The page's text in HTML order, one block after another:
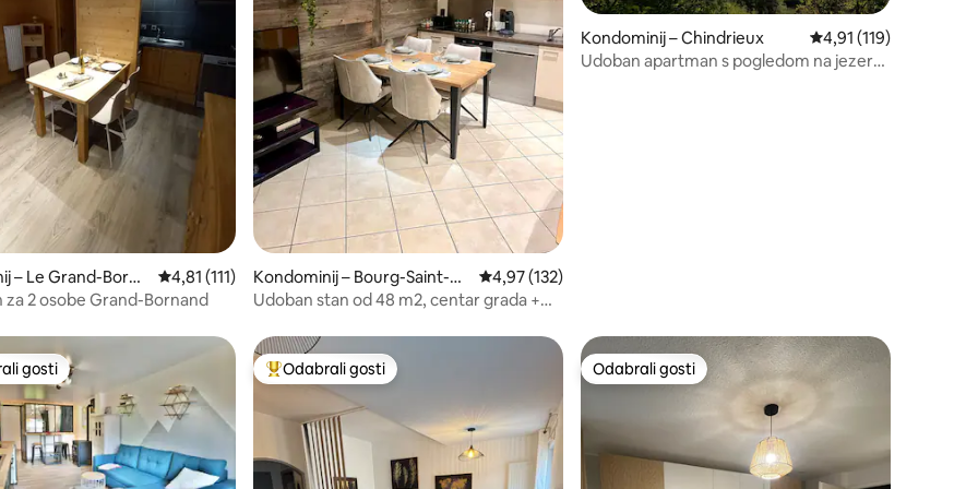
recenzija: 167
– Le Grand-Borna
Prosječna ocjena: 4,81/5, recenzija: 111
4,81 (111)
2 osobe Grand-Bornand
Kondominij – Bourg-Saint-M
aurice
Prosječna ocjena: 4,97/5, recenzija: 132
4,97 (132)
Udoban stan od 48 m2, centar grada +
Kondominij – Chindrieux Prosječna ocjena:
4,91 (119)
Udoban apartman s pogledom na jezero i
rangiranima s oznakom „Odabrali gosti”
gosti Među najviše rangiranima s oznakom „Odabrali gosti”
Odabrali gosti Odabrali gosti
Odabrali gosti